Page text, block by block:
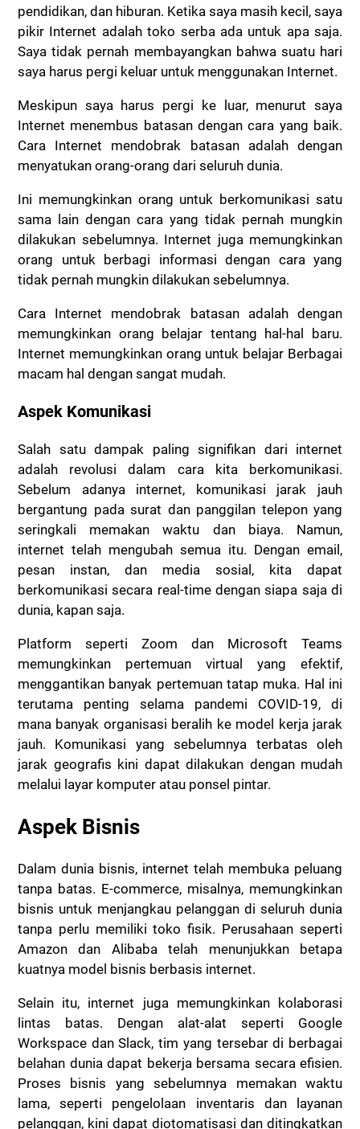
pendidikan, dan hiburan. Ketika saya masih kecil, saya
pikir Internet adalah toko serba ada untuk apa saja.
Saya tidak pernah membayangkan bahwa suatu hari
saya harus pergi keluar untuk menggunakan Internet.
Meskipun saya harus pergi ke luar, menurut saya
Internet menembus batasan dengan cara yang baik.
Cara Internet mendobrak batasan adalah dengan
menyatukan orang-orang dari seluruh dunia.
Ini memungkinkan orang untuk berkomunikasi satu
sama lain dengan cara yang tidak pernah mungkin
dilakukan sebelumnya. Internet juga memungkinkan
orang untuk berbagi informasi dengan cara yang
tidak pernah mungkin dilakukan sebelumnya.
Cara Internet mendobrak batasan adalah dengan
memungkinkan orang belajar tentang hal-hal baru.
Internet memungkinkan orang untuk belajar Berbagai
macam hal dengan sangat mudah.
Aspek Komunikasi
Salah satu dampak paling signifikan dari internet
adalah revolusi dalam cara kita berkomunikasi.
Sebelum adanya internet, komunikasi jarak jauh
bergantung pada surat dan panggilan telepon yang
seringkali memakan waktu dan biaya. Namun,
internet telah mengubah semua itu. Dengan email,
pesan instan, dan media sosial, kita dapat
berkomunikasi secara real-time dengan siapa saja di
dunia, kapan saja.
Platform seperti Zoom dan Microsoft Teams
memungkinkan pertemuan virtual yang efektif,
menggantikan banyak pertemuan tatap muka. Hal ini
terutama penting selama pandemi COVID-19, di
mana banyak organisasi beralih ke model kerja jarak
jauh. Komunikasi yang sebelumnya terbatas oleh
jarak geografis kini dapat dilakukan dengan mudah
melalui layar komputer atau ponsel pintar.
Aspek Bisnis
Dalam dunia bisnis, internet telah membuka peluang
tanpa batas. E-commerce, misalnya, memungkinkan
bisnis untuk menjangkau pelanggan di seluruh dunia
tanpa perlu memiliki toko fisik. Perusahaan seperti
Amazon dan Alibaba telah menunjukkan betapa
kuatnya model bisnis berbasis internet.
Selain itu, internet juga memungkinkan kolaborasi
lintas batas. Dengan alat-alat seperti Google
Workspace dan Slack, tim yang tersebar di berbagai
belahan dunia dapat bekerja bersama secara efisien.
Proses bisnis yang sebelumnya memakan waktu
lama, seperti pengelolaan inventaris dan layanan
pelanggan, kini dapat diotomatisasi dan ditingkatkan